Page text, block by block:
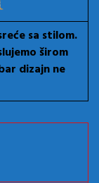
sa stilom.
širom
dizajn ne